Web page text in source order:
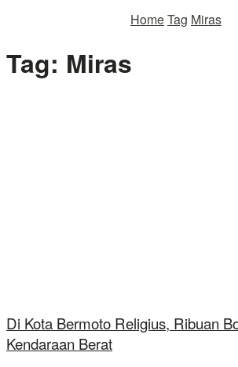
HomeTag Miras
Tag: Miras
Di Kota Bermoto Religius, Ribuan
Kendaraan Berat